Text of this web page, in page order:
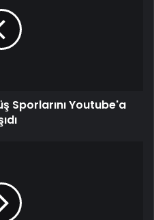
Sporlarını Youtube'a